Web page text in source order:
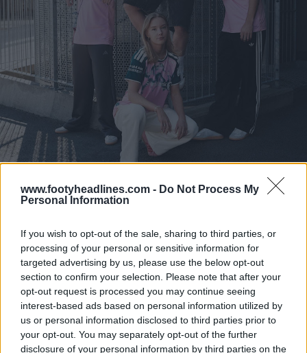
www.footyheadlines.com - Do Not Process My
Personal Information
If you wish to opt-out of the sale, sharing to third parties, or
processing of your personal or sensitive information for
targeted advertising by us, please use the below opt-out
section to confirm your selection. Please note that after your
opt-out request is processed you may continue seeing
interest-based ads based on personal information utilized by
us or personal information disclosed to third parties prior to
your opt-out. You may separately opt-out of the further
disclosure of your personal information by third parties on the